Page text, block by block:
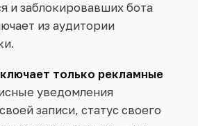
и заблокировавших бота
из аудитории
только рекламные
уведомления
записи, статус своего